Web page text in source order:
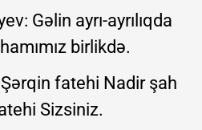
Gəlin ayrı-ayrılıqda
birlikdə.
fatehi Nadir şah
Sizsiniz.